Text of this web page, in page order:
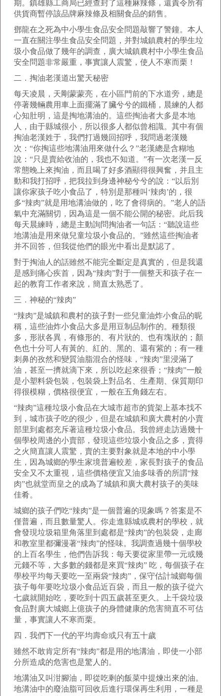
期。鎮雄縣工商局已經查封了這種麻辣條，還責令所有
供貨商暫停該品牌麻辣條及相關食品的銷售。
鄧龍在之死為中小學生食品安全問題敲響了警鐘。本人
一直在關注學生食品安全問題，并對城鎮農村的學生垃
圾小食品做了幾年的調查，廣大城鎮農村中小學生食品
安全問題非常嚴重，事實讓人震驚，使人不寒而栗！
二．掏油老漢道出驚天秘密
每天凌晨，天剛蒙蒙亮，在小區門前的下水道旁，總是
停著幾輛農用車上面擺滿了臟兮兮的鐵桶，晨練的人都
心知肚明，這是掏地溝油的。這些掏油者大多是本地
人，由于縣城很小，所以很多人都似曾相識。其中有個
掏油老漢姓于，我們打過幾回招呼，我問過老漢幾
次：“你掏這些地溝油用來做什么？”老漢總是含糊地
說：“只是賣給收油的，我也不知道。”有一次老漢一反
常態晚上來掏油，而且喝了好多酒顯得很興奮，并且主
動和我打招呼，把我拉到身邊神秘兮兮的說：“以后別
讓你家孩子吃小食品了，特別是那種叫‘辣肉’的，很
多“辣肉”就是用地溝油做的，吃了會得病的。”老人的語
氣中充滿關切，因為這是一個不能公開的秘密。此后我
每天晨練時，總是主動詢問掏油者一句話：“聽說這些
地溝油是用來做兒童垃圾小食品的。”雖然這些掏油者
并不回答，但我從他們的眼光中看出是默認了。
對于掏油人的話雖然不能完全斷定是真實的，但是我還
是感到痛心疾首，因為“辣肉”對于一個整天和孩子在一
起的教育工作者來說，簡直太熟悉了。
三．神秘的“辣肉”
“辣肉”是城鎮和農村的孩子對一些兒童油炸小食品的昵
稱，這些油炸小食品大多是用豆制品制作的。種類很
多，形狀各異，有條形的、有片狀的、也有塊狀的；顏
色也十分可人有黃的、紅的、黑的、還有紫的；有一種
刺鼻的孜然和變質油脂混合的怪味，“辣肉”里浸滿了
油，甚至一擠就滴下來，所以吃起來很香；“辣肉”一般
是小塑料袋包裝，包裝袋上對品名、生產期、保質期印
得很模糊，價格很便宜，一般在五角錢左右。
“辣肉”這種垃圾小食品在大城市超市的貨架上基本找不
到，城市孩子吃的很少，但是在城鎮和廣大農村的小賣
部里到處都充斥著這種垃圾小食品。我曾經走訪過幾十
個學校周邊的小賣部，發現這些垃圾小食品之多，賣得
之火簡直讓人震驚，賣的主要對象就是本地的中小學
生，因為城鄉的學生家境普遍較差，家長對孩子的食品
安全又不太重視，這些價格便宜又油多味香的所謂“辣
肉”也就堂而皇之的成為了城鎮和廣大農村孩子的美味
佳肴。
城鄉的孩子們吃“辣肉”是一個普遍的現象嗎？答案是不
僅普遍，而且數量驚人。你走進縣城或農村的學校，就
會發現垃圾箱里角落里到處都是“辣肉”的包裝袋，走廊
和教室里都彌漫著“辣肉”的怪味。我調查過幾十個學校
的上百名學生，他們告訴我：每天要從家里帶一元或幾
元錢不等，大多數的錢都是來買“辣肉” 吃，每個孩子在
學校平均每天要吃一至兩袋“辣肉”，保守估計城鄉每個
孩子每年要吃垃圾小食品近百袋，而且一般的孩子從六
七歲就開始吃，要吃到十四五歲甚至更久。上千袋垃圾
食品對廣大城鄉上億孩子的身體健康的危害簡直不可估
量，事實讓人不寒而栗。
四．我們下一代的平均壽命或只有五十歲
雖然不敢肯定所有“辣肉”都是用的地溝油，即使一小部
分所造成的危害也是驚人的。
地溝油又叫泔腳油，即從吃剩的飯菜中提煉出來的油。
地溝油中的廢油脂可回收后進行環保再生利用，一種是